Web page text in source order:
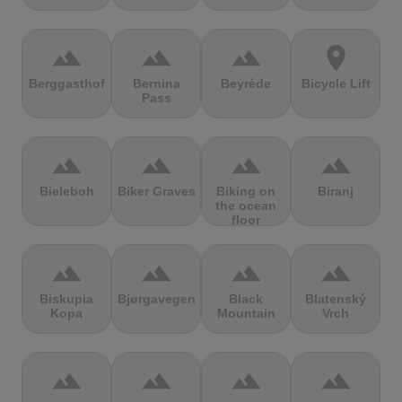
terrain
Berggasthof
terrain
Bernina
Pass
terrain
Beyrède
location_on
Bicycle Lift
terrain
Bieleboh
terrain
Biker Graves
terrain
Biking on
the ocean
floor
terrain
Biranj
terrain
Biskupia
Kopa
terrain
Bjørgavegen
terrain
Black
Mountain
terrain
Blatenský
Vrch
terrain terrain terrain terrain